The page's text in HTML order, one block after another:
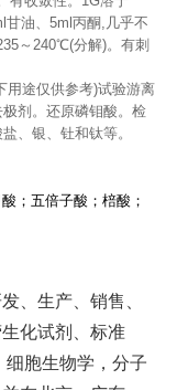
用途仅供参考)试验游离
极剂。还原磷钼酸。检
、银、钍和钛等。
；五倍子酸；棓酸；
、生产、销售、
生化试剂、标准
胞生物学，分子
在北京、广东，
和代理机构。涉
旦，上海交大，
大学，第二军医
名科研院所广泛